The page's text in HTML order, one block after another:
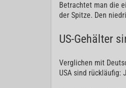
Betrachtet man die
der Spitze. Den
US-Gehälter
Verglichen mit
USA sind